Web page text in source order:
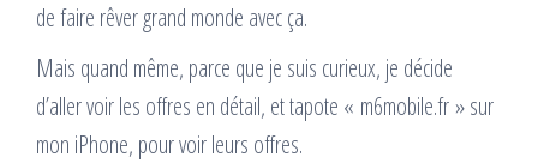
de faire rêver grand monde avec ça.
Mais quand même, parce que je suis curieux, je décide
d’aller voir les offres en détail, et tapote « m6mobile.fr » sur
mon iPhone, pour voir leurs offres.